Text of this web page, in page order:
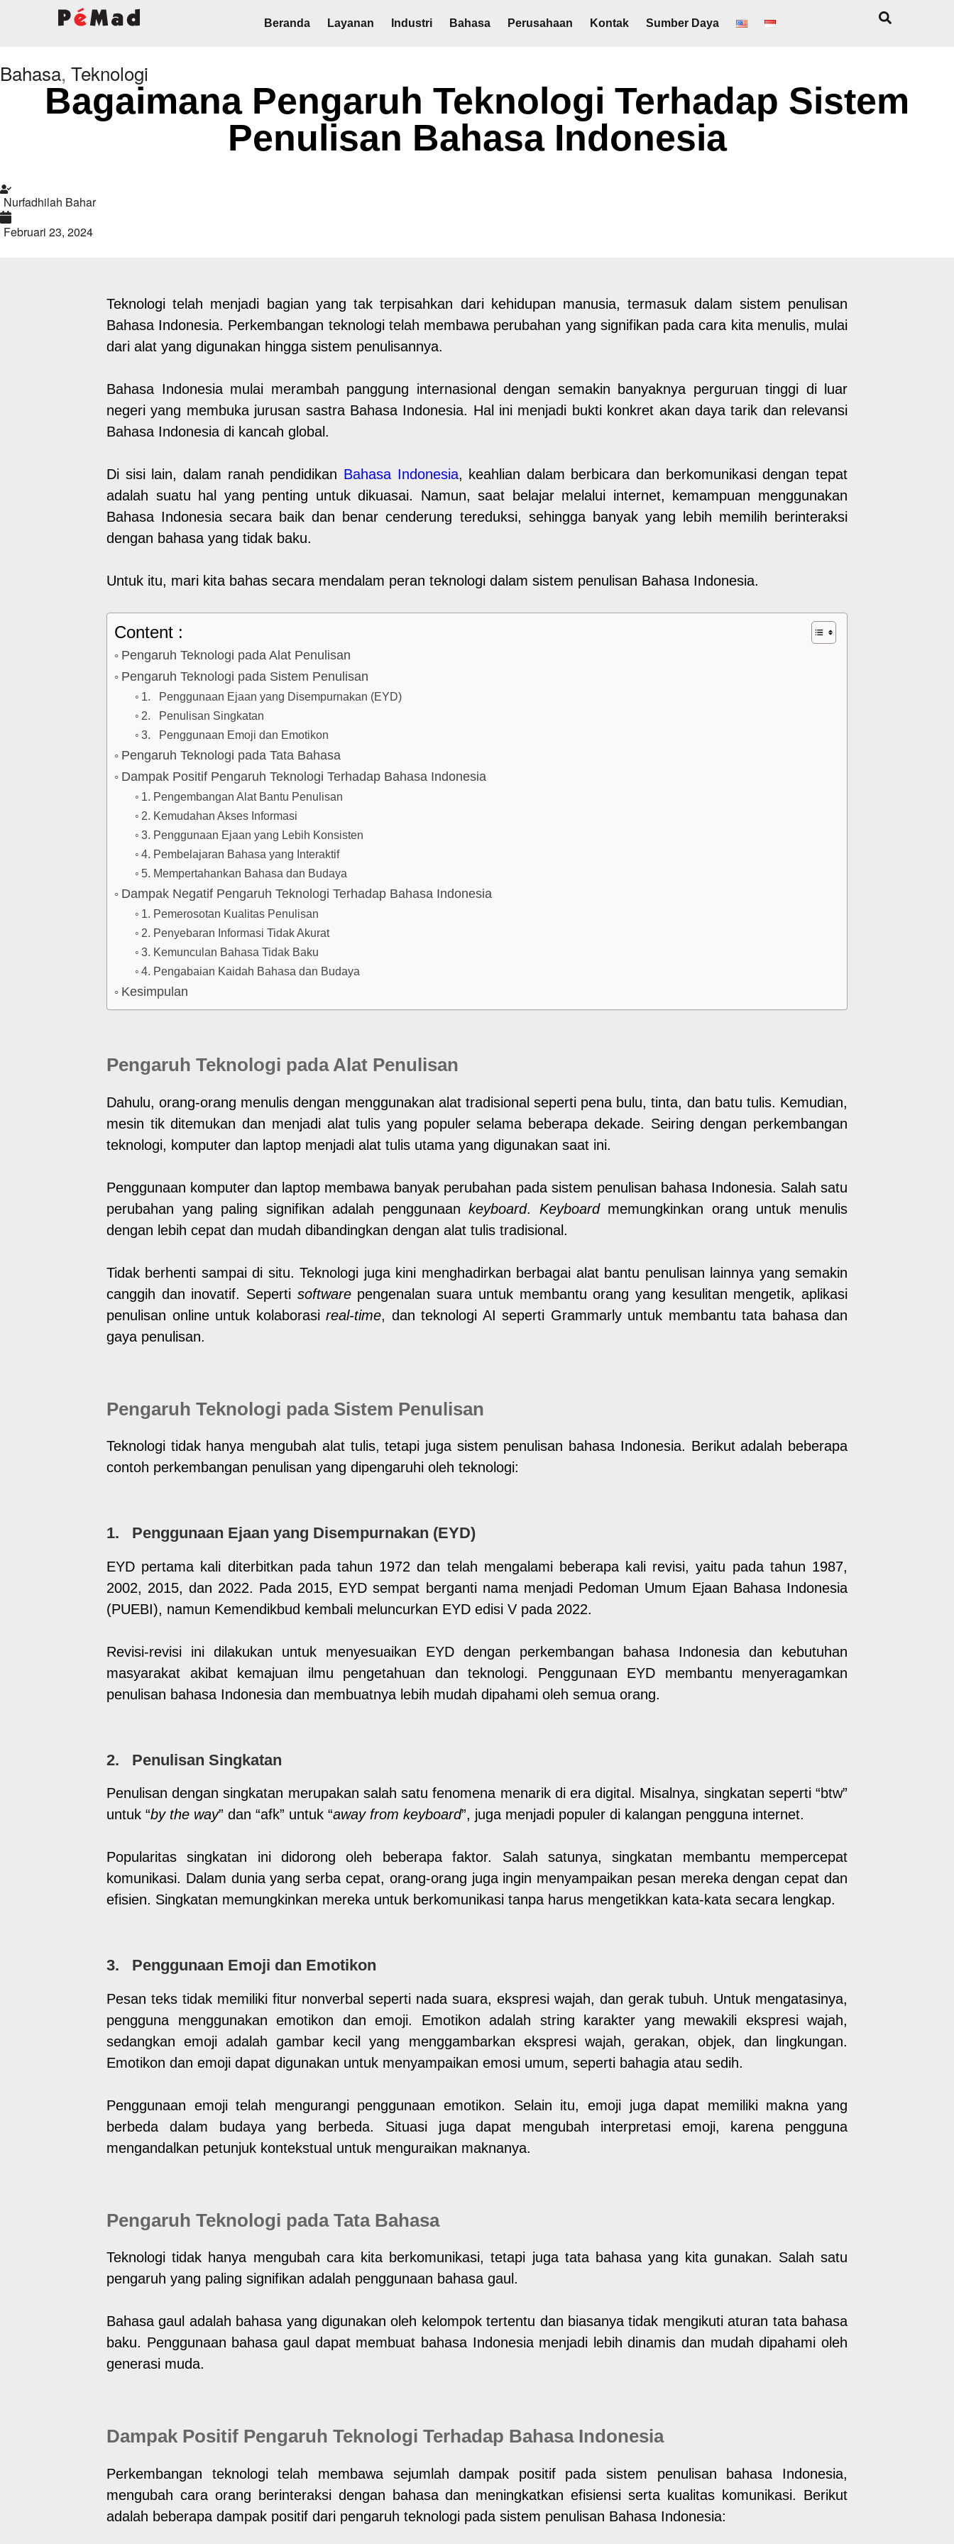
Beranda Layanan Industri Bahasa Perusahaan Kontak Sumber Daya
Bahasa, Teknologi
Bagaimana Pengaruh Teknologi Terhadap Sistem
Penulisan Bahasa Indonesia
Nurfadhilah Bahar
Februari 23, 2024
Teknologi telah menjadi bagian yang tak terpisahkan dari kehidupan manusia, termasuk dalam sistem penulisan
Bahasa Indonesia. Perkembangan teknologi telah membawa perubahan yang signifikan pada cara kita menulis, mulai
dari alat yang digunakan hingga sistem penulisannya.
Bahasa Indonesia mulai merambah panggung internasional dengan semakin banyaknya perguruan tinggi di luar
negeri yang membuka jurusan sastra Bahasa Indonesia. Hal ini menjadi bukti konkret akan daya tarik dan relevansi
Bahasa Indonesia di kancah global.
Di sisi lain, dalam ranah pendidikan Bahasa Indonesia, keahlian dalam berbicara dan berkomunikasi dengan tepat
adalah suatu hal yang penting untuk dikuasai. Namun, saat belajar melalui internet, kemampuan menggunakan
Bahasa Indonesia secara baik dan benar cenderung tereduksi, sehingga banyak yang lebih memilih berinteraksi
dengan bahasa yang tidak baku.
Untuk itu, mari kita bahas secara mendalam peran teknologi dalam sistem penulisan Bahasa Indonesia.
Content :
Pengaruh Teknologi pada Alat Penulisan
Pengaruh Teknologi pada Sistem Penulisan
1. Penggunaan Ejaan yang Disempurnakan (EYD)
2. Penulisan Singkatan
3. Penggunaan Emoji dan Emotikon
Pengaruh Teknologi pada Tata Bahasa
Dampak Positif Pengaruh Teknologi Terhadap Bahasa Indonesia
1. Pengembangan Alat Bantu Penulisan
2. Kemudahan Akses Informasi
3. Penggunaan Ejaan yang Lebih Konsisten
4. Pembelajaran Bahasa yang Interaktif
5. Mempertahankan Bahasa dan Budaya
Dampak Negatif Pengaruh Teknologi Terhadap Bahasa Indonesia
1. Pemerosotan Kualitas Penulisan
2. Penyebaran Informasi Tidak Akurat
3. Kemunculan Bahasa Tidak Baku
4. Pengabaian Kaidah Bahasa dan Budaya
Kesimpulan
Pengaruh Teknologi pada Alat Penulisan
Dahulu, orang-orang menulis dengan menggunakan alat tradisional seperti pena bulu, tinta, dan batu tulis. Kemudian,
mesin tik ditemukan dan menjadi alat tulis yang populer selama beberapa dekade. Seiring dengan perkembangan
teknologi, komputer dan laptop menjadi alat tulis utama yang digunakan saat ini.
Penggunaan komputer dan laptop membawa banyak perubahan pada sistem penulisan bahasa Indonesia. Salah satu
perubahan yang paling signifikan adalah penggunaan keyboard. Keyboardmemungkinkan orang untuk menulis
dengan lebih cepat dan mudah dibandingkan dengan alat tulis tradisional.
Tidak berhenti sampai di situ. Teknologi juga kini menghadirkan berbagai alat bantu penulisan lainnya yang semakin
canggih dan inovatif. Seperti softwarepengenalan suara untuk membantu orang yang kesulitan mengetik, aplikasi
penulisan online untuk kolaborasi real-time, dan teknologi AI seperti Grammarly untuk membantu tata bahasa dan
gaya penulisan.
Pengaruh Teknologi pada Sistem Penulisan
Teknologi tidak hanya mengubah alat tulis, tetapi juga sistem penulisan bahasa Indonesia. Berikut adalah beberapa
contoh perkembangan penulisan yang dipengaruhi oleh teknologi:
1. Penggunaan Ejaan yang Disempurnakan (EYD)
EYD pertama kali diterbitkan pada tahun 1972 dan telah mengalami beberapa kali revisi, yaitu pada tahun 1987,
2002, 2015, dan 2022. Pada 2015, EYD sempat berganti nama menjadi Pedoman Umum Ejaan Bahasa Indonesia
(PUEBI), namun Kemendikbud kembali meluncurkan EYD edisi V pada 2022.
Revisi-revisi ini dilakukan untuk menyesuaikan EYD dengan perkembangan bahasa Indonesia dan kebutuhan
masyarakat akibat kemajuan ilmu pengetahuan dan teknologi. Penggunaan EYD membantu menyeragamkan
penulisan bahasa Indonesia dan membuatnya lebih mudah dipahami oleh semua orang.
2. Penulisan Singkatan
Penulisan dengan singkatan merupakan salah satu fenomena menarik di era digital. Misalnya, singkatan seperti “btw”
untuk “by the way” dan “afk” untuk “away from keyboard”, juga menjadi populer di kalangan pengguna internet.
Popularitas singkatan ini didorong oleh beberapa faktor. Salah satunya, singkatan membantu mempercepat
komunikasi. Dalam dunia yang serba cepat, orang-orang juga ingin menyampaikan pesan mereka dengan cepat dan
efisien. Singkatan memungkinkan mereka untuk berkomunikasi tanpa harus mengetikkan kata-kata secara lengkap.
3. Penggunaan Emoji dan Emotikon
Pesan teks tidak memiliki fitur nonverbal seperti nada suara, ekspresi wajah, dan gerak tubuh. Untuk mengatasinya,
pengguna menggunakan emotikon dan emoji. Emotikon adalah string karakter yang mewakili ekspresi wajah,
sedangkan emoji adalah gambar kecil yang menggambarkan ekspresi wajah, gerakan, objek, dan lingkungan.
Emotikon dan emoji dapat digunakan untuk menyampaikan emosi umum, seperti bahagia atau sedih.
Penggunaan emoji telah mengurangi penggunaan emotikon. Selain itu, emoji juga dapat memiliki makna yang
berbeda dalam budaya yang berbeda. Situasi juga dapat mengubah interpretasi emoji, karena pengguna
mengandalkan petunjuk kontekstual untuk menguraikan maknanya.
Pengaruh Teknologi pada Tata Bahasa
Teknologi tidak hanya mengubah cara kita berkomunikasi, tetapi juga tata bahasa yang kita gunakan. Salah satu
pengaruh yang paling signifikan adalah penggunaan bahasa gaul.
Bahasa gaul adalah bahasa yang digunakan oleh kelompok tertentu dan biasanya tidak mengikuti aturan tata bahasa
baku. Penggunaan bahasa gaul dapat membuat bahasa Indonesia menjadi lebih dinamis dan mudah dipahami oleh
generasi muda.
Dampak Positif Pengaruh Teknologi Terhadap Bahasa Indonesia
Perkembangan teknologi telah membawa sejumlah dampak positif pada sistem penulisan bahasa Indonesia,
mengubah cara orang berinteraksi dengan bahasa dan meningkatkan efisiensi serta kualitas komunikasi. Berikut
adalah beberapa dampak positif dari pengaruh teknologi pada sistem penulisan Bahasa Indonesia: